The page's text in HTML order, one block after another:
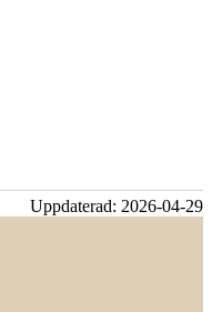
Uppdaterad: 2026-04-29